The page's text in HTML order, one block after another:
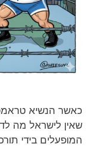
כאשר הנשיא
שאין לישראל מה
המופעלים בידי